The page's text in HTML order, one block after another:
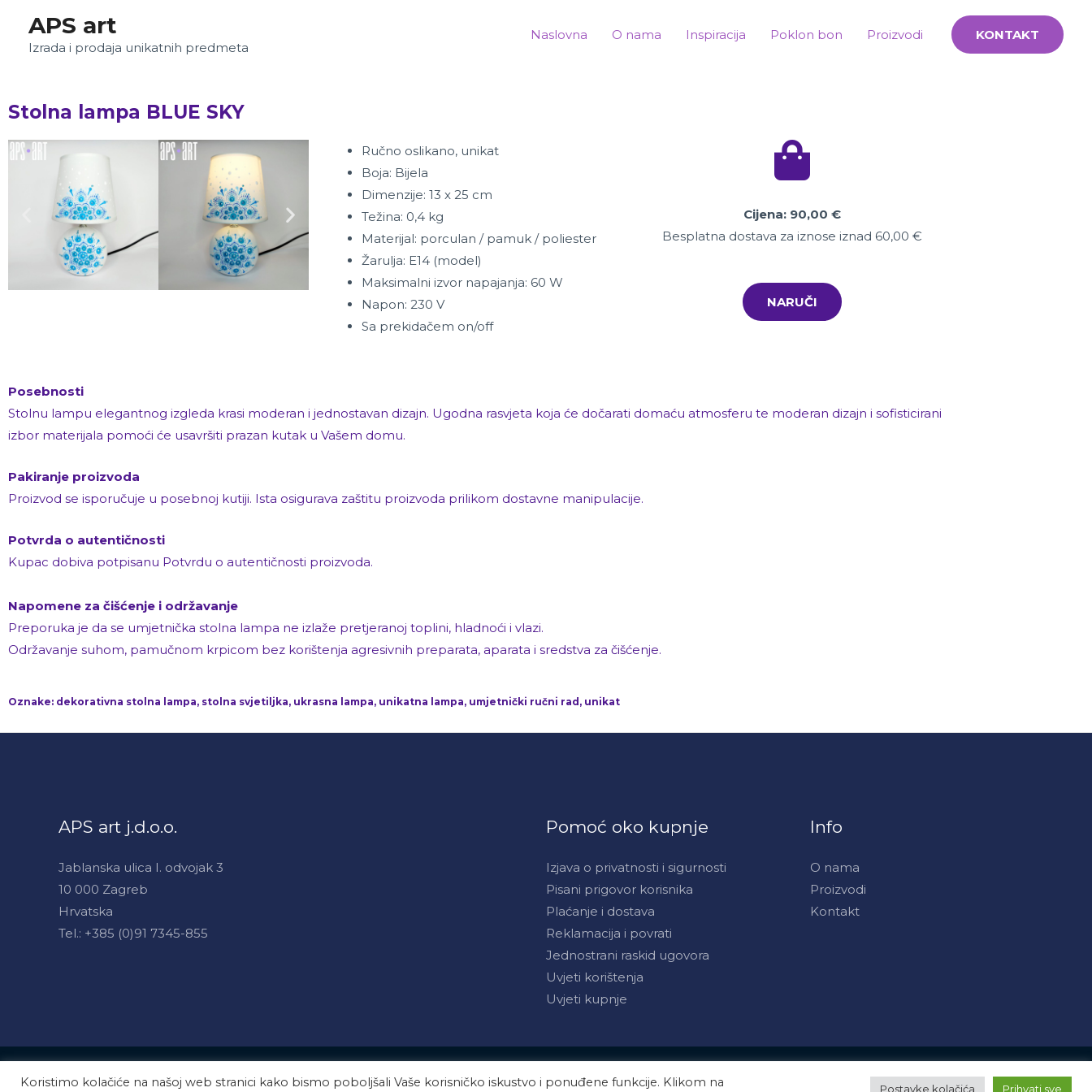
APS art
Izrada i prodaja unikatnih predmeta
Naslovna O nama Inspiracija Poklon bon Proizvodi KONTAKT
Stolna lampa BLUE SKY
Ručno oslikano, unikat
Boja: Bijela
Dimenzije: 13 x 25 cm
Težina: 0,4 kg
Materijal: porculan / pamuk / poliester
Žarulja: E14 (model)
Maksimalni izvor napajanja: 60 W
Napon: 230 V
Sa prekidačem on/off
Cijena: 90,00 €
Besplatna dostava za iznose iznad 60,00 €
NARUČI
Posebnosti
Stolnu lampu elegantnog izgleda krasi moderan i jednostavan dizajn. Ugodna rasvjeta koja će dočarati domaću atmosferu te moderan dizajn i sofisticirani
izbor materijala pomoći će usavršiti prazan kutak u Vašem domu.
Pakiranje proizvoda
Proizvod se isporučuje u posebnoj kutiji. Ista osigurava zaštitu proizvoda prilikom dostavne manipulacije.
Potvrda o autentičnosti
Kupac dobiva potpisanu Potvrdu o autentičnosti proizvoda.
Napomene za čišćenje i održavanje
Preporuka je da se umjetnička stolna lampa ne izlaže pretjeranoj toplini, hladnoći i vlazi.
Održavanje suhom, pamučnom krpicom bez korištenja agresivnih preparata, aparata i sredstva za čišćenje.
Oznake: dekorativna stolna lampa, stolna svjetiljka, ukrasna lampa, unikatna lampa, umjetnički ručni rad, unikat
APS art j.d.o.o.
Jablanska ulica I. odvojak 3
10 000 Zagreb
Hrvatska
Tel.: +385 (0)91 7345-855
Pomoć oko kupnje
Izjava o privatnosti i sigurnosti
Pisani prigovor korisnika
Plaćanje i dostava
Reklamacija i povrati
Jednostrani raskid ugovora
Uvjeti korištenja
Uvjeti kupnje
Info
O nama
Proizvodi
Kontakt
Copyright © 2026 APS art Powered by APS art
Koristimo kolačiće na našoj web stranici kako bismo poboljšali Vaše korisničko iskustvo i ponuđene funkcije. Klikom na
Postavke kolačića Prihvati sve